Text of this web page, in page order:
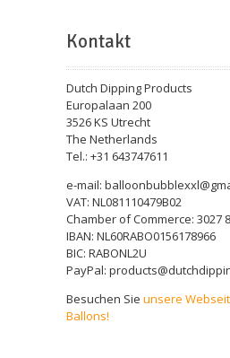
Kontakt
Dutch Dipping Products
Europalaan 200
3526 KS Utrecht
The Netherlands
Tel.: +31 643747611
e-mail:
VAT: NL081110479B02
Chamber of Commerce: 3027
IBAN: NL60RABO0156178966
BIC: RABONL2U
PayPal:
Besuchen Sie unsere
Ballons!